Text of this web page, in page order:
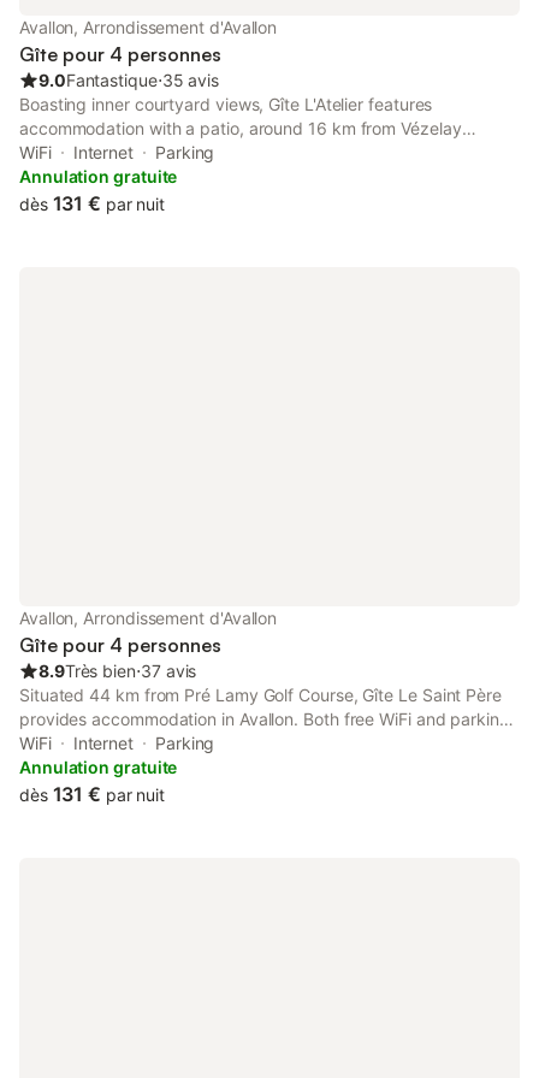
Avallon, Arrondissement d'Avallon
Gîte pour 4 personnes
9.0Fantastique⋅35 avis
Boasting inner courtyard views, Gîte L'Atelier features
accommodation with a patio, around 16 km from Vézelay
Basilica. This property offers access to a terrace, a pool table,
and free WiFi.
WiFi Internet
Parking
Annulation gratuite
dès 131 € par nuit
Avallon, Arrondissement d'Avallon
Gîte pour 4 personnes
8.9Très bien⋅37 avis
Situated 44 km from Pré Lamy Golf Course, Gîte Le Saint Père
provides accommodation in Avallon. Both free WiFi and parking
on-site are available at the apartment free of charge. The
property is non-smoking and is located 16 km from Vézelay
Basilica.
WiFi Internet
Parking
Annulation gratuite
dès 131 € par nuit